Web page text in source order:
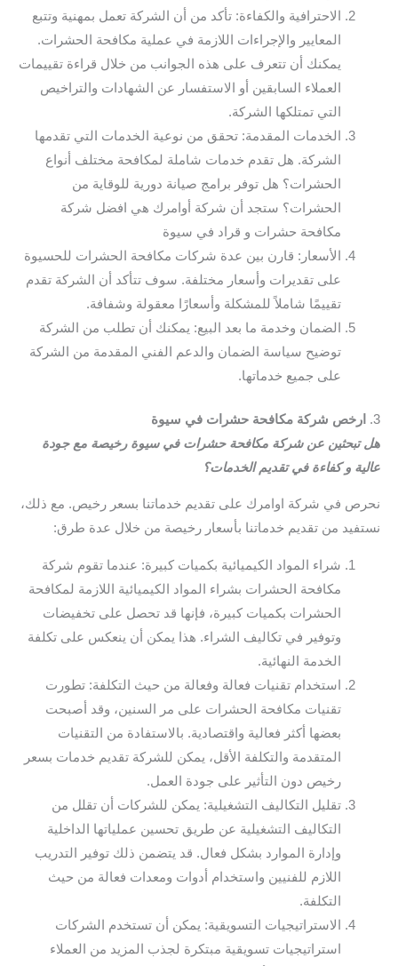
الاحترافية والكفاءة: تأكد من أن الشركة تعمل بمهنية وتتبع
المعايير والإجراءات اللازمة في عملية مكافحة الحشرات.
يمكنك أن تتعرف على هذه الجوانب من خلال قراءة تقييمات
العملاء السابقين أو الاستفسار عن الشهادات والتراخيص
التي تمتلكها الشركة.
الخدمات المقدمة: تحقق من نوعية الخدمات التي تقدمها
الشركة. هل تقدم خدمات شاملة لمكافحة مختلف أنواع
الحشرات؟ هل توفر برامج صيانة دورية للوقاية من
الحشرات؟ ستجد أن شركة أوامرك هي افضل شركة
مكافحة حشرات و قراد في سيوة
الأسعار: قارن بين عدة شركات مكافحة الحشرات للحسيوة
على تقديرات وأسعار مختلفة. سوف تتأكد أن الشركة تقدم
تقييمًا شاملاً للمشكلة وأسعارًا معقولة وشفافة.
الضمان وخدمة ما بعد البيع: يمكنك أن تطلب من الشركة
توضيح سياسة الضمان والدعم الفني المقدمة من الشركة
على جميع خدماتها.
3.
ارخص شركة مكافحة حشرات في سيوة
هل تبحثين عن شركة مكافحة حشرات في سيوة رخيصة مع جودة
عالية و كفاءة في تقديم الخدمات؟
نحرص في شركة اوامرك على تقديم خدماتنا بسعر رخيص. مع ذلك،
نستفيد من تقديم خدماتنا بأسعار رخيصة من خلال عدة طرق:
شراء المواد الكيميائية بكميات كبيرة: عندما تقوم شركة
مكافحة الحشرات بشراء المواد الكيميائية اللازمة لمكافحة
الحشرات بكميات كبيرة، فإنها قد تحصل على تخفيضات
وتوفير في تكاليف الشراء. هذا يمكن أن ينعكس على تكلفة
الخدمة النهائية.
استخدام تقنيات فعالة وفعالة من حيث التكلفة: تطورت
تقنيات مكافحة الحشرات على مر السنين، وقد أصبحت
بعضها أكثر فعالية واقتصادية. بالاستفادة من التقنيات
المتقدمة والتكلفة الأقل، يمكن للشركة تقديم خدمات بسعر
رخيص دون التأثير على جودة العمل.
تقليل التكاليف التشغيلية: يمكن للشركات أن تقلل من
التكاليف التشغيلية عن طريق تحسين عملياتها الداخلية
وإدارة الموارد بشكل فعال. قد يتضمن ذلك توفير التدريب
اللازم للفنيين واستخدام أدوات ومعدات فعالة من حيث
التكلفة.
الاستراتيجيات التسويقية: يمكن أن تستخدم الشركات
استراتيجيات تسويقية مبتكرة لجذب المزيد من العملاء